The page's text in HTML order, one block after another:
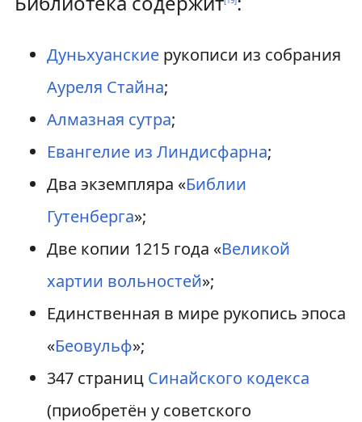
Дуньхуанскиерукописи из собрания
Ауреля Стайна;
Алмазная сутра;
Евангелие из Линдисфарна;
Два экземпляра «Библии
Гутенберга»;
Две копии 1215 года «Великой
хартии вольностей»;
Единственная в мире рукопись эпоса
«Беовульф»;
347 страниц Синайского кодекса
(приобретён у советского